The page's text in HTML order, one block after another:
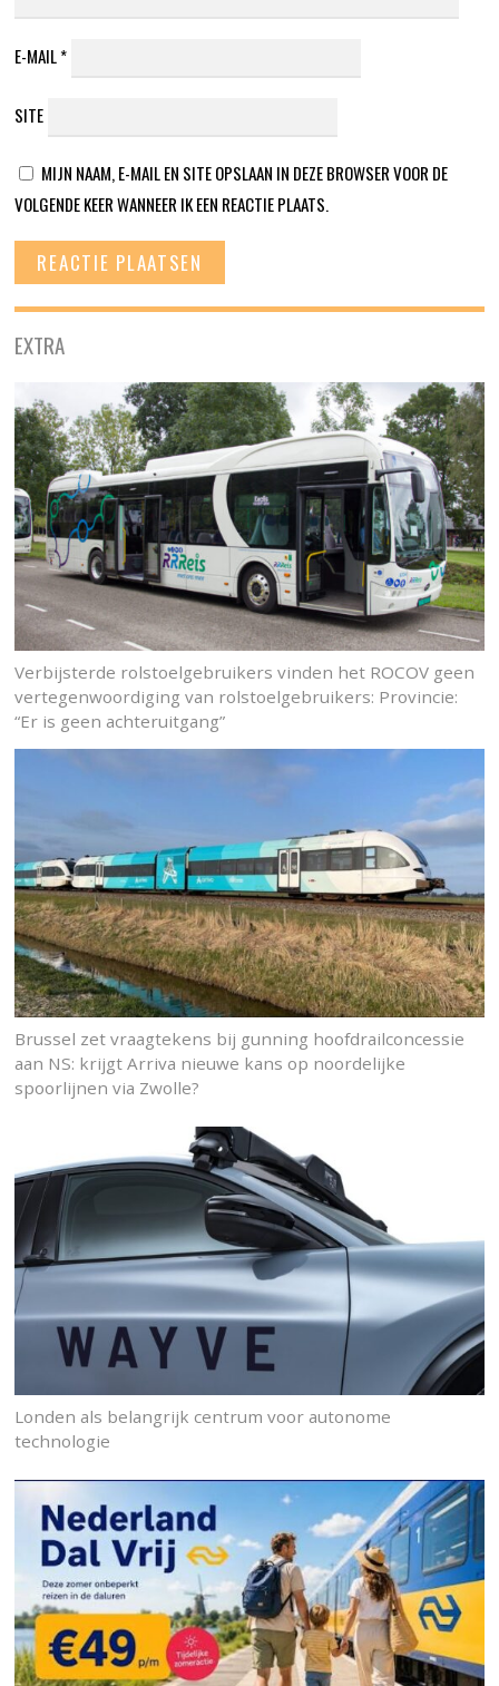
E-MAIL*
SITE
MIJN NAAM, E-MAIL EN SITE OPSLAAN IN DEZE BROWSER VOOR DE
VOLGENDE KEER WANNEER IK EEN REACTIE PLAATS.
EXTRA
Verbijsterde rolstoelgebruikers vinden het ROCOV geen
vertegenwoordiging van rolstoelgebruikers: Provincie:
“Er is geen achteruitgang”
Brussel zet vraagtekens bij gunning hoofdrailconcessie
aan NS: krijgt Arriva nieuwe kans op noordelijke
spoorlijnen via Zwolle?
Londen als belangrijk centrum voor autonome
technologie